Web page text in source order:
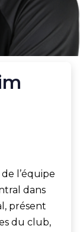
l’équipe
dans
présent
du club,